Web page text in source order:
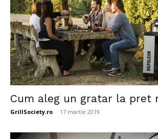
Cum aleg un gratar la pret
GrillSociety.ro - 17 martie 2019